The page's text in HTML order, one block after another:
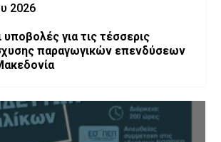
2026
υποβολές για τις τέσσερις
παραγωγικών επενδύσεων